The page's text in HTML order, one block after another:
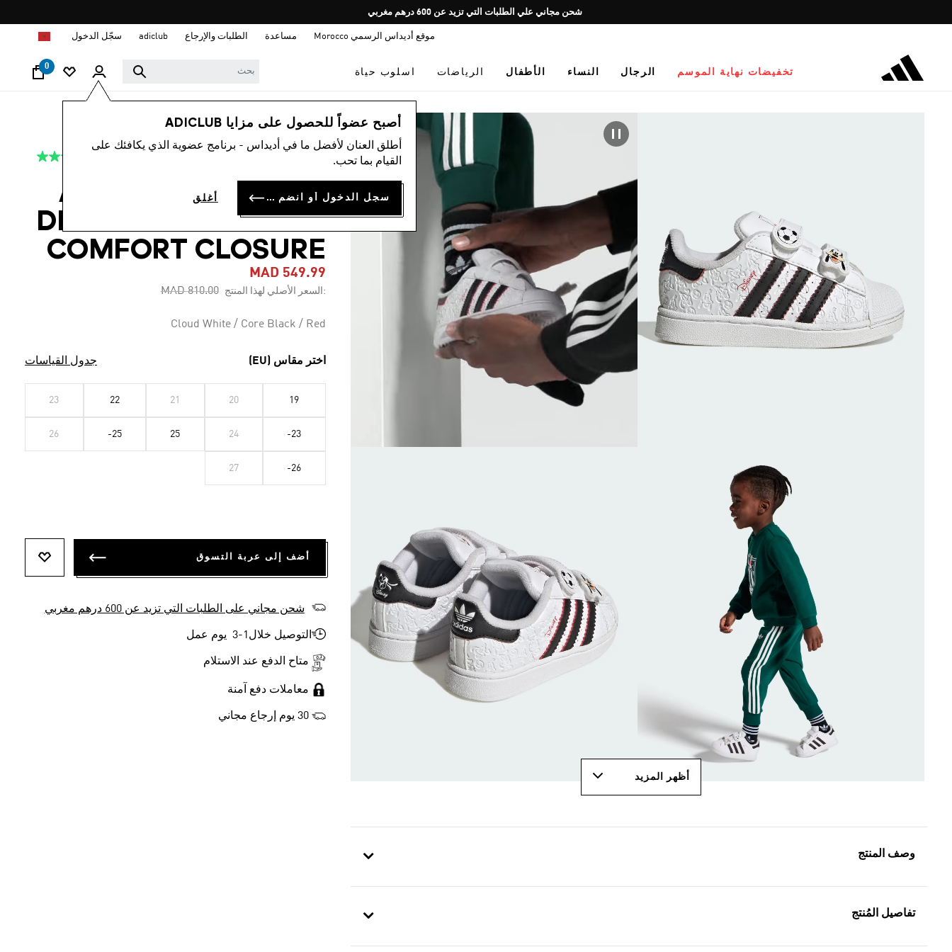
Pause
promotion
شحن مجاني علي الطلبات التي تزيد عن 600 درهم مغربي
موقع أديداس الرسمي Morocco مساعدة الطلبات والإرجاع adiclub سجّل الدخول
تخفيضات نهاية الموسم الرجال النساء الأطفال الرياضات اسلوب حياة
0
أصبح عضواً للحصول على مزايا ADICLUB
أطلق العنان لأفضل ما في أديداس - برنامج عضوية الذي يكافئك على
القيام بما تحب.
سجل الدخول أو انضم الآن أغلق
أظهر المزيد
وصف المنتج
تفاصيل المُنتج
الأطفال أحذية
متوسط
من
5
نجوم.
Read
حذاء الأطفال ADIDAS
DISNEY SUPERSTAR II
COMFORT CLOSURE
MAD 549.99
:السعر الأصلي لهذا المنتج Price reduced from
MAD 810.00
to
Cloud White / Core Black / Red
اختر مقاس (EU) جدول القياسات
19
20
21
22
23
-23
24
25
-25
26
-26
27
أضف إلى عربة التسوق
شحن مجاني على الطلبات التي تزيد عن 600 درهم مغربي
التوصيل خلال1-3 يوم عمل
متاح الدفع عند الاستلام
معاملات دفع آمنة
30 يوم إرجاع مجاني